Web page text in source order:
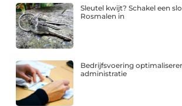
Sleutel kwijt? Schakel een
Rosmalen in
Bedrijfsvoering
administratie